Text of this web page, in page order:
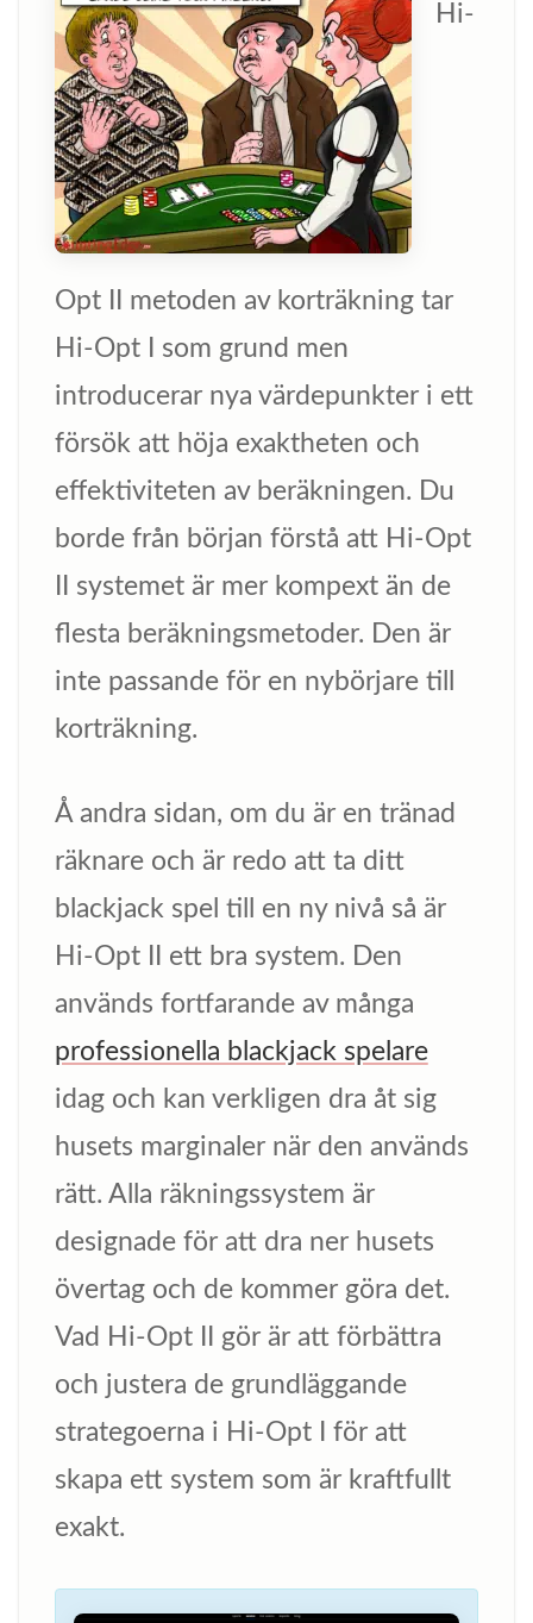
Hi-
Opt II metoden av korträkning tar
Hi-Opt I som grund men
introducerar nya värdepunkter i ett
försök att höja exaktheten och
effektiviteten av beräkningen. Du
borde från början förstå att Hi-Opt
II systemet är mer kompext än de
flesta beräkningsmetoder. Den är
inte passande för en nybörjare till
korträkning.
Å andra sidan, om du är en tränad
räknare och är redo att ta ditt
blackjack spel till en ny nivå så är
Hi-Opt II ett bra system. Den
används fortfarande av många
professionella blackjack spelare
idag och kan verkligen dra åt sig
husets marginaler när den används
rätt. Alla räkningssystem är
designade för att dra ner husets
övertag och de kommer göra det.
Vad Hi-Opt II gör är att förbättra
och justera de grundläggande
strategoerna i Hi-Opt I för att
skapa ett system som är kraftfullt
exakt.